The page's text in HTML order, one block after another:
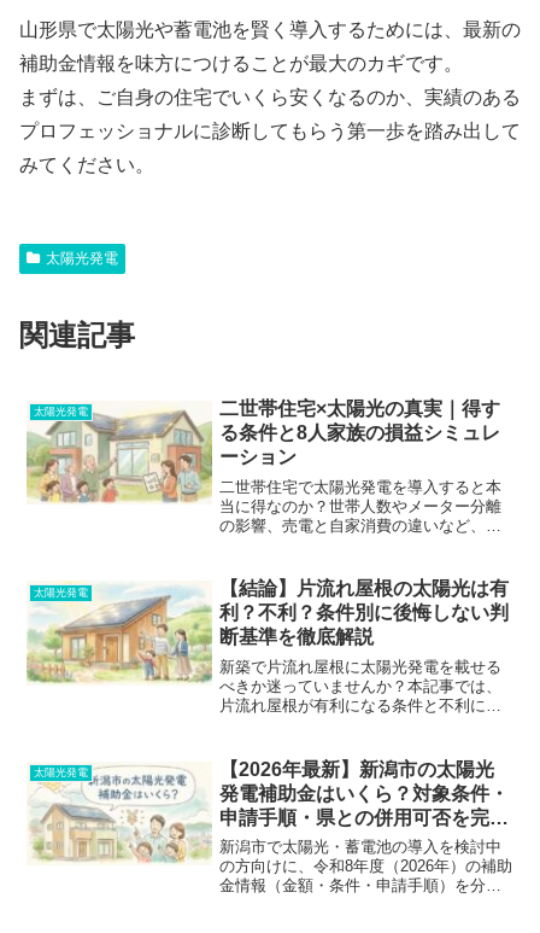
山形県で太陽光や蓄電池を賢く導入するためには、最新の
補助金情報を味方につけることが最大のカギです。
まずは、ご自身の住宅でいくら安くなるのか、実績のある
プロフェッショナルに診断してもらう第一歩を踏み出して
みてください。
太陽光発電
関連記事
太陽光発電
二世帯住宅×太陽光の真実｜得す
る条件と8人家族の損益シミュレ
ーション
二世帯住宅で太陽光発電を導入すると本
当に得なのか？世帯人数やメーター分離
の影響、売電と自家消費の違いなど、後
大公開します！
太陽光発電
【結論】片流れ屋根の太陽光は有
利？不利？条件別に後悔しない判
断基準を徹底解説
新築で片流れ屋根に太陽光発電を載せる
べきか迷っていませんか？本記事では、
片流れ屋根が有利になる条件と不利にな
後悔しないための判断チェックリストと
発電効率の真実をまとめました。
太陽光発電
【2026年最新】新潟市の太陽光
発電補助金はいくら？対象条件・
申請手順・県との併用可否を完全
ガイド
新潟市で太陽光・蓄電池の導入を検討中
の方向けに、令和8年度（2026年）の補助
金情報（金額・条件・申請手順）を分か